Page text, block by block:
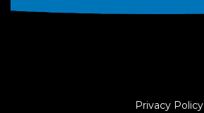
Privacy Policy